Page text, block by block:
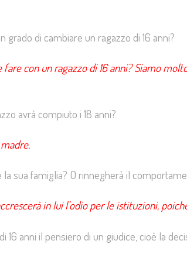
grado di cambiare un ragazzo di 16 anni?
con un ragazzo di 16 anni? Siamo
avrà compiuto i 18 anni?
sua famiglia? O rinnegherà il
in lui l’odio per le istituzioni,
16 anni il pensiero di un giudice, cioè la